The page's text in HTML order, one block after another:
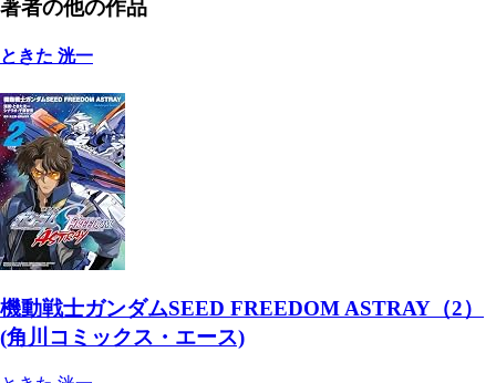
著者の他の作品
ときた 洸一
機動戦士ガンダムSEED FREEDOM ASTRAY（2）
(角川コミックス・エース)